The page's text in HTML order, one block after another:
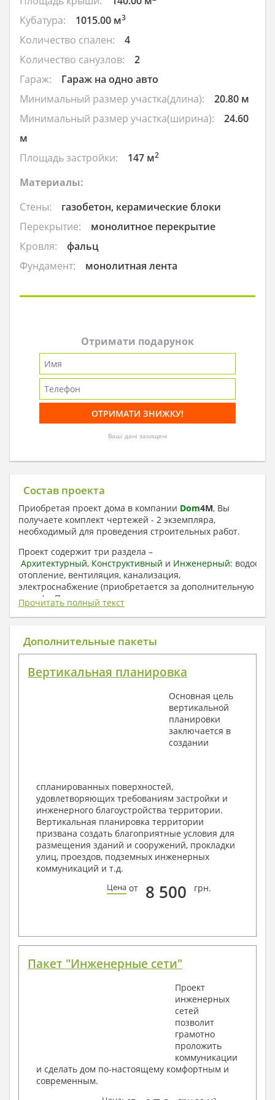
Кубатура: 1015.00 м3
Количество спален:
4
Количество санузлов:
2
Гараж:
Гараж на одно авто
Минимальный размер участка(длина):
20.80 м
Минимальный размер участка(ширина):
24.60
м
Площадь застройки:
147 м2
Материалы:
Стены:
газобетон, керамические блоки
Перекрытие:
монолитное перекрытие
Кровля:
фальц
Фундамент:
монолитная лента
Отримати подарунок
Ваші дані захищені
Состав проекта
Приобретая проект дома в компании Dom4M, Вы
получаете комплект чертежей - 2 экземпляра,
необходимый для проведения строительных работ.
Проект содержит три раздела –
Архитектурный, Конструктивный и Инженерный:
отопление, вентиляция, канализация,
электроснабжение (приобретается за дополнительную
плату) + Пояснительная записка.
1. Архитектурный раздел:
Общие данные по проекту
Поэтажные маркировочные планы с
Разрезы и состав конструкций
Фасады с ведомостью внешних отделок
Элементы проемов – спецификация
Ведомость перемычек – сечения и
Архитектурные узлы в конструкциях
2. Конструктивный раздел:
Общие данные по проекту
Схемы расположения и расчеты фундаментов
Элементы каркаса – схемы расположения
Схема расположения перекрытий
Опоры перекрытия на стены или Узлы
Элементы кровли – схемы расположения
3. Инженерный раздел (приобретается по желанию
за дополнительную плату):
Условные обозначения с общими данными
Поэтажная система водоснабжения и
Аксонометрическая схема водоснабжения и
Узлы и спецификация материалов
Отопление, вентиляция
Прочитать полный текст
Дополнительные пакеты
Вертикальная планировка
Основная цель
вертикальной
планировки
заключается в
создании
спланированных поверхностей,
удовлетворяющих требованиям застройки и
инженерного благоустройства территории.
Вертикальная планировка территории
призвана создать благоприятные условия для
размещения зданий и сооружений, прокладки
улиц, проездов, подземных инженерных
коммуникаций и т.д.
Цена от 8 500 грн.
Пакет "Инженерные сети"
Проект
инженерных
сетей
позволит
грамотно
проложить
коммуникации
и сделать дом по-настоящему комфортным и
современным.